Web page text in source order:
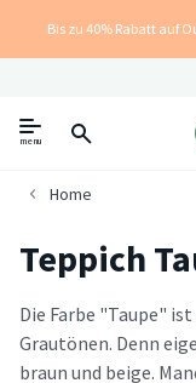
Bis zu 40% Rabatt auf
menu
Home
Teppich
Die Farbe "Taupe"
Grautönen. Denn
braun und beige.